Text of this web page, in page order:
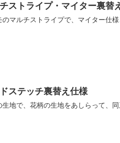
ストライプ・マイター裏替
のマルチストライプで、マイター仕
ステッチ裏替え仕様
生地で、花柄の生地をあしらって、